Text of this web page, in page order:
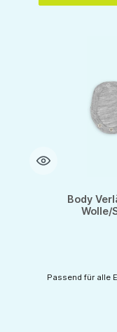
Body
Wolle/
Passend für alle